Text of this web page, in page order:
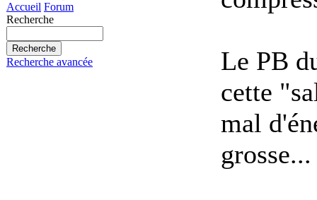
Accueil Forum
Recherche
Recherche avancée
Le PB
cette
mal
grosse...